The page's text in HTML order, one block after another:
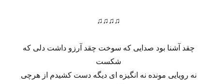
♫♫♫♫
چقد آشنا بود صدایی که سوخت چقد آرزو داشت دلی که
شکست
نه رویایی مونده نه انگیزه ای دیگه دست کشیدم از هرچی